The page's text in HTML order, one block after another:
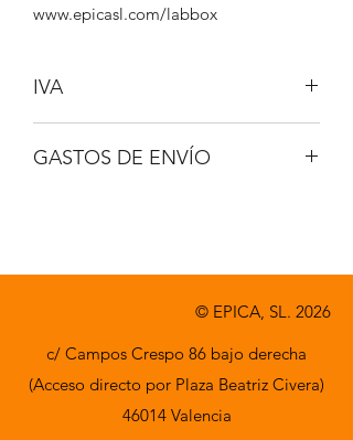
www.epicasl.com/labbox
IVA
GASTOS DE ENVÍO
© EPICA, SL. 2026
c/ Campos Crespo 86 bajo derecha
(Acceso directo por Plaza Beatriz Civera)
46014 Valencia